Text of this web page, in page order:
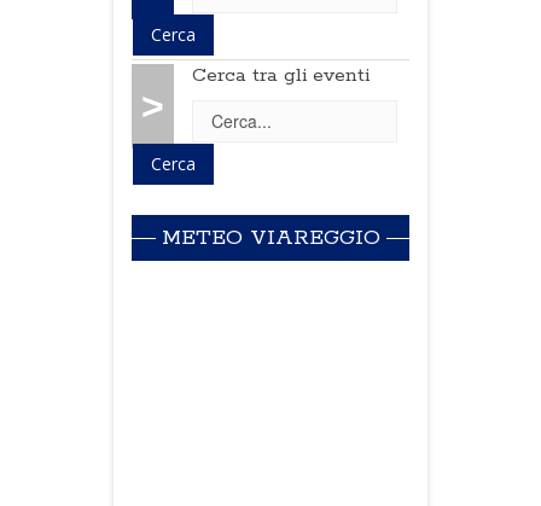
>
Cerca tra gli eventi
METEO VIAREGGIO